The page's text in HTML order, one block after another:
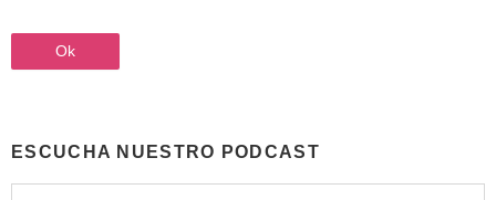
ESCUCHA NUESTRO PODCAST